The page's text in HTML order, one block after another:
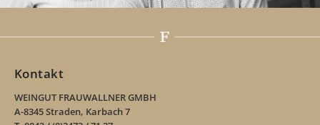
Kontakt
WEINGUT FRAUWALLNER GMBH
A-8345 Straden, Karbach 7